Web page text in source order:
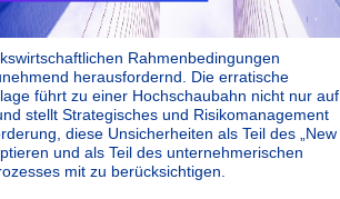
Rahmenbedingungen
herausfordernd. Die erratische
führt zu einer Hochschaubahn nicht nur auf
stellt Strategisches und Risikomanagement
diese Unsicherheiten als Teil des „New
und als Teil des unternehmerischen
mit zu berücksichtigen.